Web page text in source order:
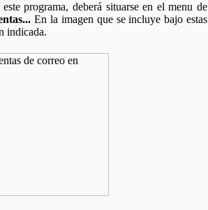
programa, deberá situarse en el menu de
En la imagen que se incluye bajo estas
indicada.